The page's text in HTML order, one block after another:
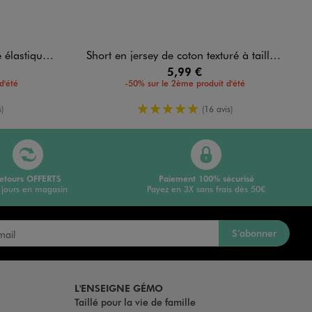
bébé fille
Short en jersey de coton texturé à taille élastiquée bébé fille
5,99 €
-50% sur le 2ème produit d'été
5/5 de moyenne
(16 avis)
OFFERTS
en magasin
Paiement 100% sécurisé
Payez en 3X sans frais dès 50€
S’abonner
L'ENSEIGNE GÉMO
Taillé pour la vie de famille